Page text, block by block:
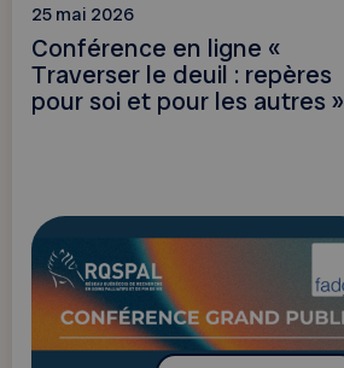
25 mai 2026
Conférence en ligne «
Traverser le deuil : repères
pour soi et pour les autres »